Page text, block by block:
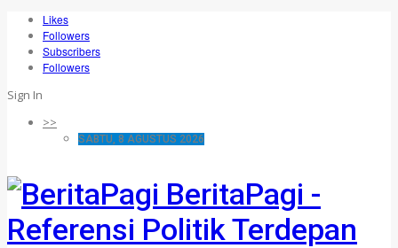
Likes
Followers
Subscribers
Followers
Sign In
>>
SABTU, 8 AGUSTUS 2026
BeritaPagi -
Referensi Politik Terdepan